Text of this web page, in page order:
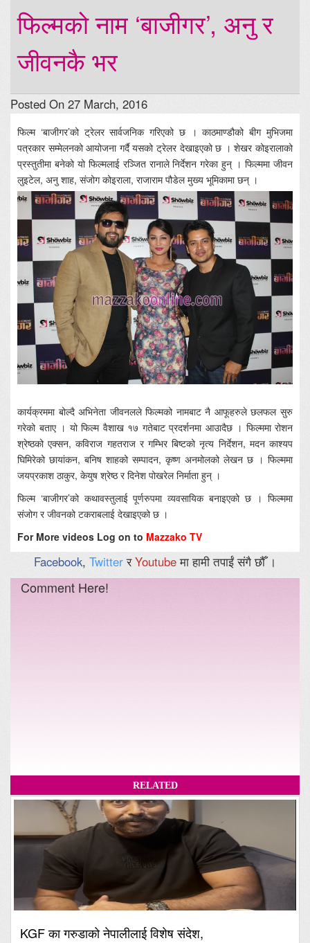
फिल्मको नाम ‘बाजीगर’, अनु र
जीवनकै भर
Posted On 27 March, 2016
फिल्म ‘बाजीगर’को ट्रेलर सार्वजनिक गरिएको छ । काठमाण्डौको बीग मुभिजमा
पत्रकार सम्मेलनको आयोजना गर्दै यसको ट्रेलर देखाइएको छ । शेखर कोइरालाको
प्रस्तुतीमा बनेको यो फिल्मलाई रञ्जित रानाले निर्देशन गरेका हुन् । फिल्ममा जीवन
लुइटेल, अनु शाह, संजोग कोइराला, राजाराम पौडेल मुख्य भूमिकामा छन् ।
कार्यक्रममा बोल्दै अभिनेता जीवनलले फिल्मको नामबाट नै आफूहरुले छलफल सुरु
गरेको बताए । यो फिल्म वैशाख १७ गतेबाट प्रदर्शनमा आउादैछ । फिल्ममा रोशन
श्रेष्ठको एक्सन, कविराज गहतराज र गम्भिर बिष्टको नृत्य निर्देशन, मदन काश्यप
घिमिरेको छायांकन, बनिष शाहको सम्पादन, कृष्ण अनमोलको लेखन छ । फिल्ममा
जयप्रकाश ठाकुर, केयुष श्रेष्ठ र दिनेश पोखरेल निर्माता हुन् ।
फिल्म ‘बाजीगर’को कथावस्तुलाई पूर्णरुपमा व्यवसायिक बनाइएको छ । फिल्ममा
संजोग र जीवनको टकराबलाई देखाइएको छ ।
For More videos Log on to Mazzako TV
Facebook, TwitterरYoutubeमा हामी तपाईं संगै छौँ ।
Comment Here!
RELATED
KGF का गरुडाको नेपालीलाई विशेष संदेश,